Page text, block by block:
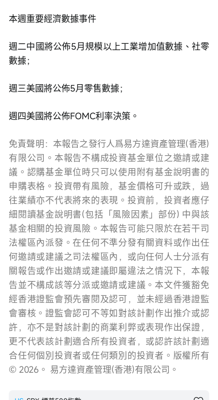
本週重要經濟數據事件
週二中國將公佈5月規模以上工業增加值數據、社零
數據；
週三美國將公佈5月零售數據；
週四美國將公佈FOMC利率決策。
免責聲明：本報告之發行人爲易方達資產管理(香港)
有限公司。本報告不構成投資基金單位之邀請或建
議。認購基金單位時只可以使用附有基金說明書的
申購表格。投資帶有風險，基金價格可升或跌，過
往業績亦不代表將來的表現。投資前，投資者應仔
細閱讀基金說明書(包括「風險因素」部份) 中與該
基金相關的投資風險。本報告可能只限於在若干司
法權區內派發。在任何不準分發有關資料或作出任
何邀請或建議之司法權區內，或向任何人士分派有
關報告或作出邀請或建議即屬違法之情況下，本報
告並不構成該等分派或邀請或建議。本文件獲豁免
經香港證監會預先審閱及認可，並未經過香港證監
會審核。證監會認可不等如對該計劃作出推介或認
許，亦不是對該計劃的商業利弊或表現作出保證，
更不代表該計劃適合所有投資者，或認許該計劃適
合任何個別投資者或任何類別的投資者。版權所有
© 2026。 易方達資產管理(香港)有限公司。